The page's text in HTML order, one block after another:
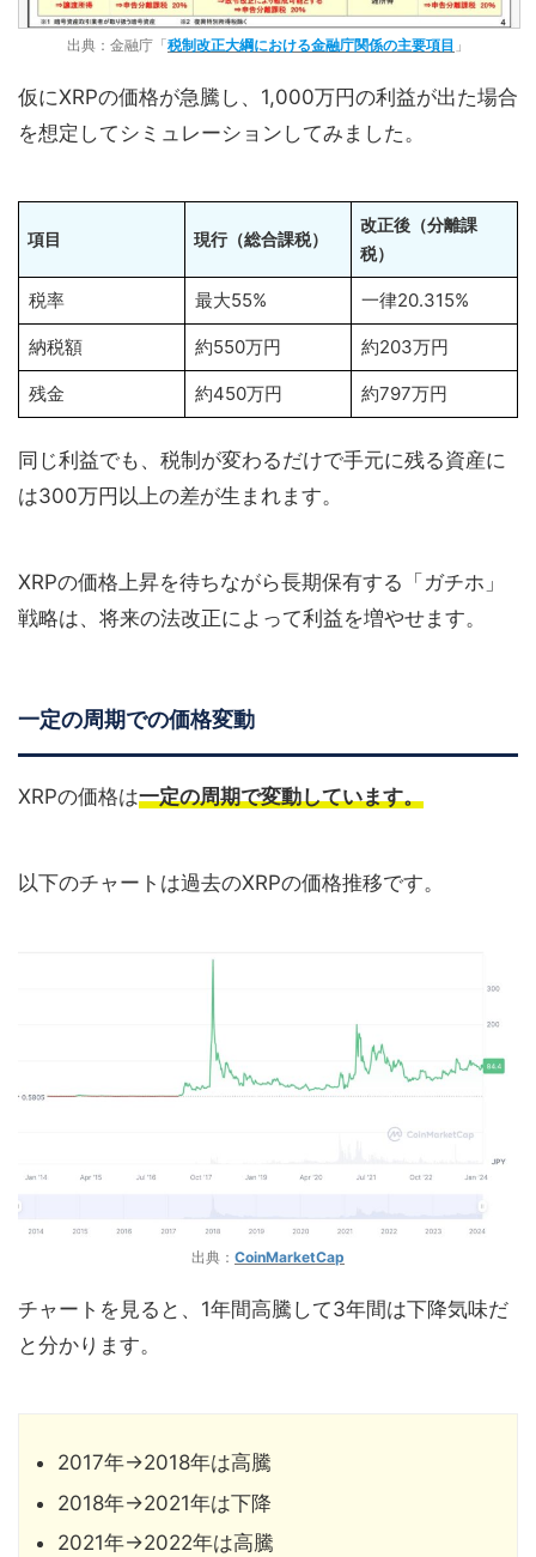
出典：金融庁「税制改正大綱における金融庁関係の主要項目 」
仮にXRPの価格が急騰し、1,000万円の利益が出た場合
を想定してシミュレーションしてみました。
項目 現行（総合課税）
改正後（分離課
税）
税率 最大55% 一律20.315%
納税額 約550万円 約203万円
残金 約450万円 約797万円
同じ利益でも、税制が変わるだけで手元に残る資産に
は300万円以上の差が生まれます。
XRPの価格上昇を待ちながら長期保有する「ガチホ」
戦略は、将来の法改正によって利益を増やせます。
一定の周期での価格変動
XRPの価格は一定の周期で変動しています。
以下のチャートは過去のXRPの価格推移です。
出典： CoinMarketCap
チャートを見ると、1年間高騰して3年間は下降気味だ
と分かります。
2017年→2018年は高騰
2018年→2021年は下降
2021年→2022年は高騰